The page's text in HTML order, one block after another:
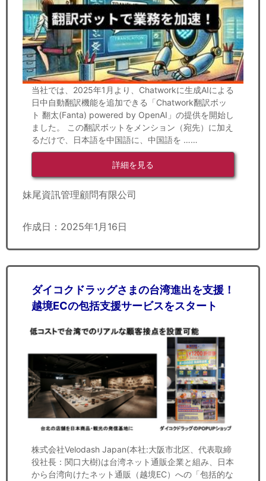
当社では、2025年1月より、Chatworkに生成AIによる
日中自動翻訳機能を追加できる「Chatwork翻訳ボッ
ト 翻太(Fanta) powered by OpenAI」の提供を開始し
ました。 この翻訳ボットをメンション（宛先）に加え
るだけで、日本語を中国語に、中国語を ……
詳細を見る
妹尾資訊管理顧問有限公司
作成日：2025年1月16日
ダイコクドラッグさまの台湾進出を支援！
越境ECの包括支援サービスをスタート
株式会社Velodash Japan(本社:大阪市北区、代表取締
役社長：関口大樹)は台湾ネット通販企業と組み、日本
から台湾向けたネット通販（越境EC）への「包括的な